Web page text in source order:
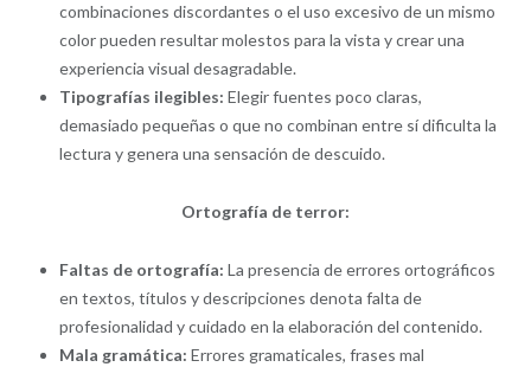
combinaciones discordantes o el uso excesivo de un mismo
color pueden resultar molestos para la vista y crear una
experiencia visual desagradable.
Tipografías ilegibles: Elegir fuentes poco claras,
demasiado pequeñas o que no combinan entre sí dificulta la
lectura y genera una sensación de descuido.
Ortografía de terror:
Faltas de ortografía: La presencia de errores ortográficos
en textos, títulos y descripciones denota falta de
profesionalidad y cuidado en la elaboración del contenido.
Mala gramática: Errores gramaticales, frases mal